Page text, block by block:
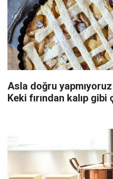
Asla doğru
Keki fırından kalıp gibi